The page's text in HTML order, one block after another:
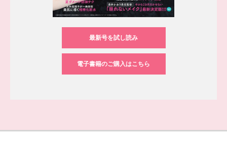
最新号を試し読み
電子書籍のご購入はこちら